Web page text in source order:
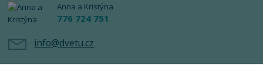
Anna a Kristýna
776 724 751
info@dvetu.cz